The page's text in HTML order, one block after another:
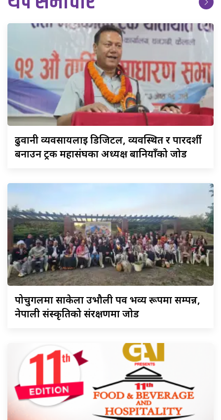
ढुवानीव्यवसायलाई डिजिटल, व्यवस्थित र पारदर्शी
बनाउन ट्रक महासंघका अध्यक्ष बानियाँको जोड
पोर्चुगलमासाकेला उभौली पर्व भव्य रूपमा सम्पन्न,
नेपाली संस्कृतिको संरक्षणमा जोड